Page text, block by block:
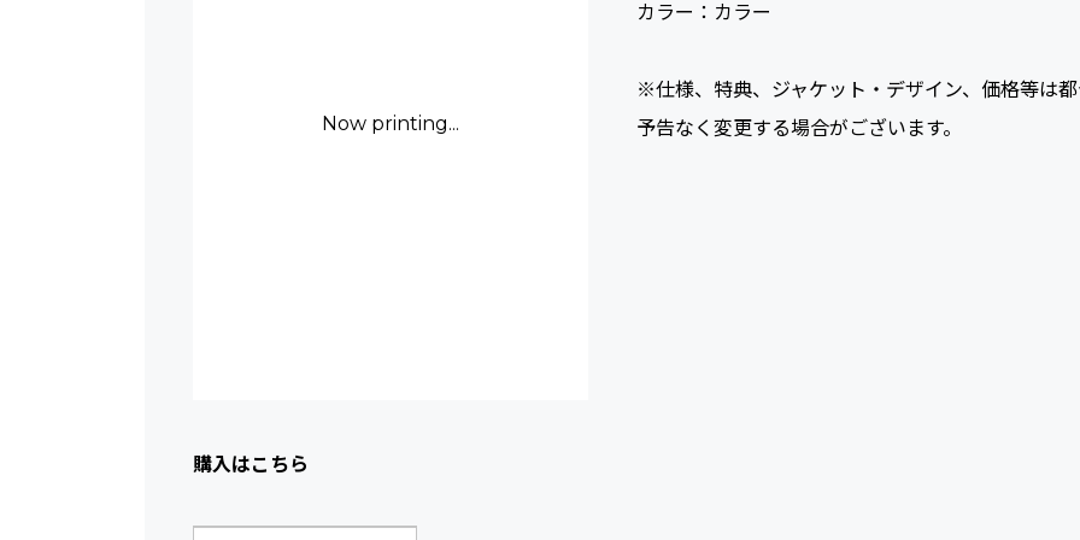
Now printing...
カラー： カラー
※仕様、特典、ジャケット・デザイン、価格等は
予告なく変更する場合がございます。
購入はこちら